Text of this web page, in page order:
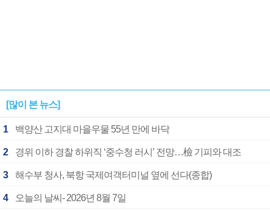
[많이 본 뉴스]
1 백양산 고지대 마을우물 55년 만에 바닥
2 경위 이하 경찰 하위직 ‘중수청 러시’ 전망…檢 기피와 대조
3 해수부 청사, 북항 국제여객터미널 옆에 선다(종합)
4 오늘의 날씨- 2026년 8월 7일